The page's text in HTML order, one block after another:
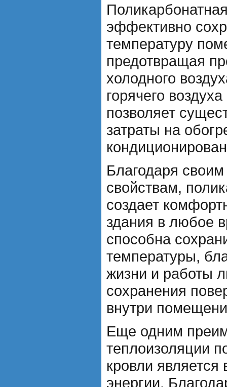
эффективно
температуру
предотвращая
холодного
горячего
позволяет
затраты на
Благодаря
свойствам,
создает
здания в любое
способна
температуры,
жизни и работы
сохранения
внутри
Еще одним
теплоизоляции
кровли
энергии.